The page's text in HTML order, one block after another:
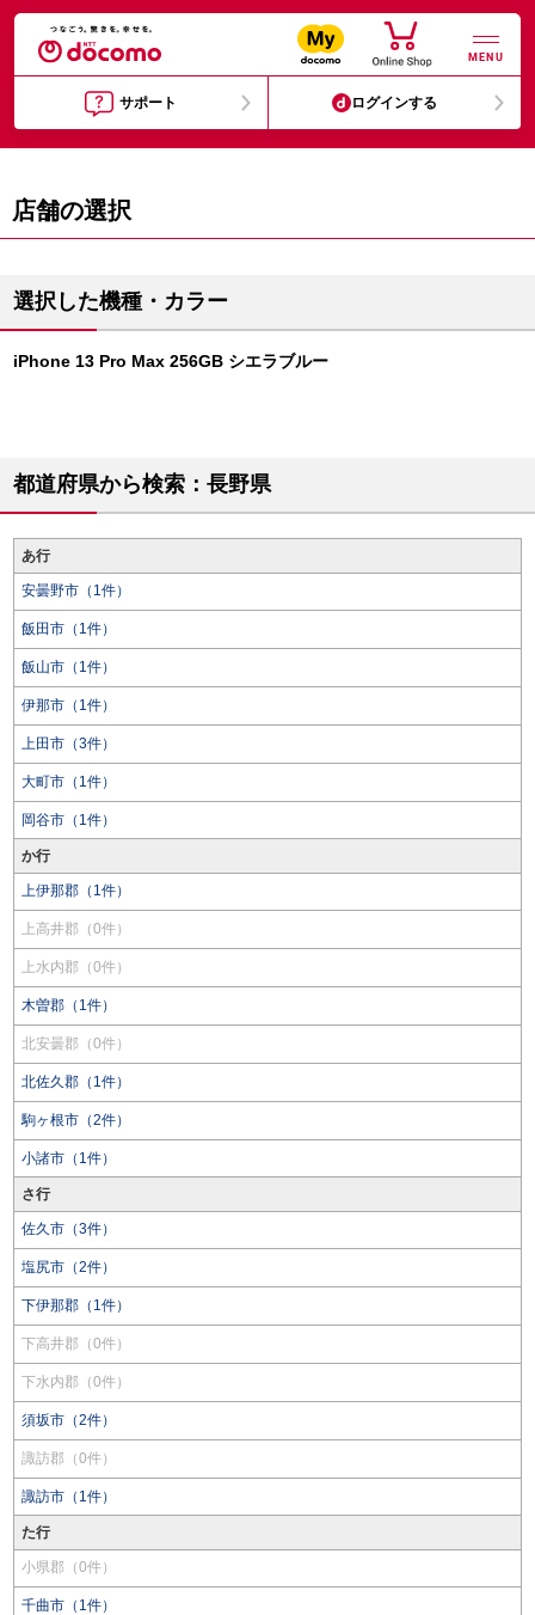
MENU
サポート ログインする
店舗の選択
選択した機種・カラー
iPhone 13 Pro Max 256GB シエラブルー
都道府県から検索：長野県
あ行
安曇野市（1件）
飯田市（1件）
飯山市（1件）
伊那市（1件）
上田市（3件）
大町市（1件）
岡谷市（1件）
か行
上伊那郡（1件）
上高井郡（0件）
上水内郡（0件）
木曽郡（1件）
北安曇郡（0件）
北佐久郡（1件）
駒ヶ根市（2件）
小諸市（1件）
さ行
佐久市（3件）
塩尻市（2件）
下伊那郡（1件）
下高井郡（0件）
下水内郡（0件）
須坂市（2件）
諏訪郡（0件）
諏訪市（1件）
た行
小県郡（0件）
千曲市（1件）